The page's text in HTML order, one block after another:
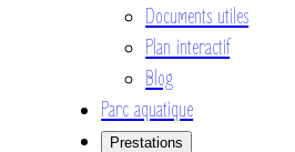
Documents utiles
Plan interactif
Blog
Parc aquatique
Prestations